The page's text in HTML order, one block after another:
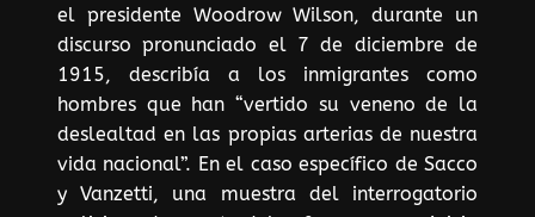
el presidente Woodrow Wilson, durante un
discurso pronunciado el 7 de diciembre de
1915, describía a los inmigrantes como
hombres que han “vertido su veneno de la
deslealtad en las propias arterias de nuestra
vida nacional”. En el caso específico de Sacco
y Vanzetti, una muestra del interrogatorio